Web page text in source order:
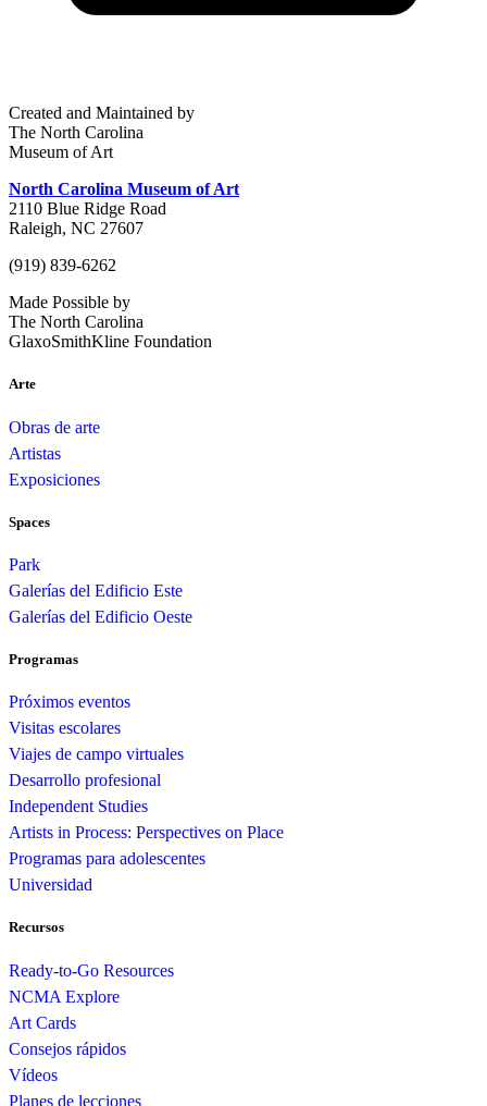
Created and Maintained by
The North Carolina
Museum of Art
North Carolina Museum of Art
2110 Blue Ridge Road
Raleigh, NC 27607
(919) 839-6262
Made Possible by
The North Carolina
GlaxoSmithKline Foundation
Arte
Obras de arte
Artistas
Exposiciones
Spaces
Park
Galerías del Edificio Este
Galerías del Edificio Oeste
Programas
Próximos eventos
Visitas escolares
Viajes de campo virtuales
Desarrollo profesional
Independent Studies
Artists in Process: Perspectives on Place
Programas para adolescentes
Universidad
Recursos
Ready-to-Go Resources
NCMA Explore
Art Cards
Consejos rápidos
Vídeos
Planes de lecciones